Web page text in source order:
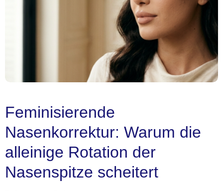
Feminisierende
Nasenkorrektur: Warum die
alleinige Rotation der
Nasenspitze scheitert